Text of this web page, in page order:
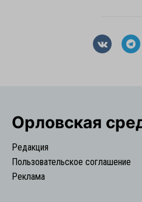
Орловская
Редакция
Пользовательское соглашение
Реклама